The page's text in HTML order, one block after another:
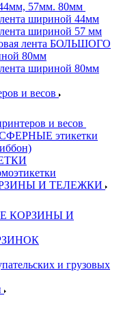
57мм. 80мм
шириной 44мм
шириной 57 мм
лента БОЛЬШОГО
80мм
шириной 80мм
и весов
и весов
этикетки
И ТЕЛЕЖКИ
КОРЗИНЫ И
и грузовых